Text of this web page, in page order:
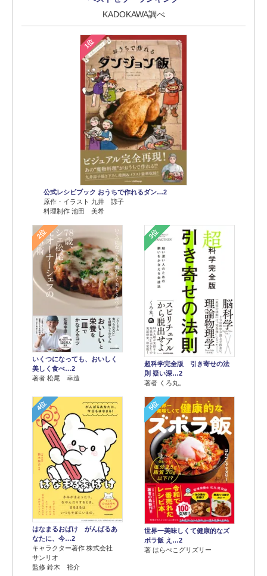
KADOKAWA調べ
1位
公式レシピブック おうちで作れるダン…2
原作・イラスト 九井 諒子
料理制作 池田 美希
2位
いくつになっても、おいしく
美しく食べ…2
著者 松尾 幸造
3位
超科学完全版 引き寄せの法
則 疑い深…2
著者 くろ丸。
4位
はなまるおばけ がんばるあ
なたに、今…2
キャラクター著作 株式会社
サンリオ
監修 鈴木 裕介
5位
世界一美味しくて健康的なズ
ボラ飯 え…2
著 はらぺこグリズリー